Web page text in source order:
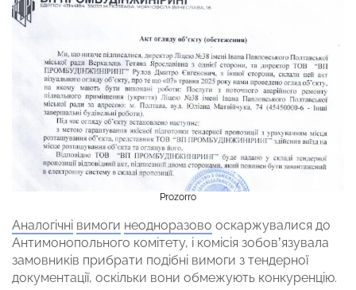
Prozorro
Аналогічні вимоги неодноразово оскаржувалися до
Антимонопольного комітету, і комісія зобов’язувала
замовників прибрати подібні вимоги з тендерної
документації, оскільки вони обмежують конкуренцію.